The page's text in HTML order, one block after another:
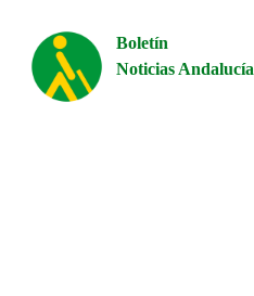
Boletín
Noticias Andalucía